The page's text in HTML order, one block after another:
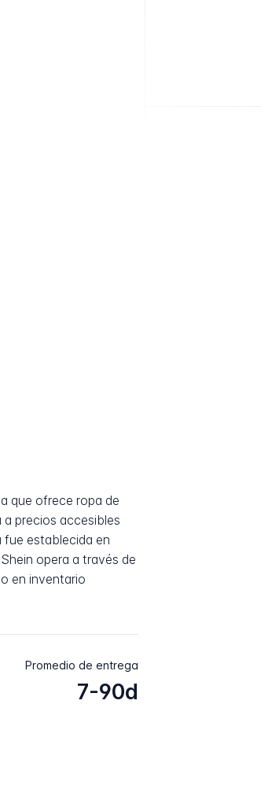
que ofrece ropa de
precios accesibles
fue establecida en
opera a través de
en inventario
Promedio de entrega
7-90d